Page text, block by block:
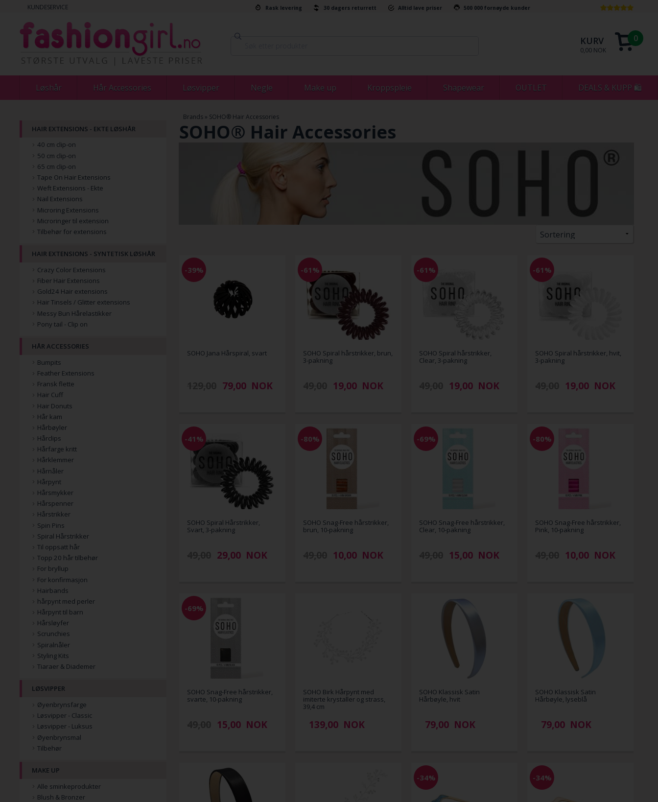
KUNDESERVICE Rask levering 30 dagers returrett Alltid lave priser 500 000 fornøyde kunder
KURV
0,00 NOK
0
Løshår Hår Accessories Løsvipper Negle Make up Kroppspleie Shapewear OUTLET DEALS & KUPP 🛍
Brands» SOHO® Hair Accessories
SOHO® Hair Accessories
-39%
SOHO Jana Hårspiral, svart
79,00 NOK
-61%
SOHO Spiral hårstrikker, brun,
3-pakning
19,00 NOK
-61%
SOHO Spiral hårstrikker,
Clear, 3-pakning
19,00 NOK
-61%
SOHO Spiral hårstrikker, hvit,
3-pakning
19,00 NOK
-41%
SOHO Spiral Hårstrikker,
Svart, 3-pakning
29,00 NOK
-80%
SOHO Snag-Free hårstrikker,
brun, 10-pakning
10,00 NOK
-69%
SOHO Snag-Free hårstrikker,
Clear, 10-pakning
15,00 NOK
-80%
SOHO Snag-Free hårstrikker,
Pink, 10-pakning
10,00 NOK
-69%
SOHO Snag-Free hårstrikker,
svarte, 10-pakning
15,00 NOK
SOHO Birk Hårpynt med
imiterte krystaller og strass,
39,4 cm
139,00 NOK
SOHO Klassisk Satin
Hårbøyle, hvit
79,00 NOK
SOHO Klassisk Satin
Hårbøyle, lyseblå
79,00 NOK
-34% -34%
HAIR EXTENSIONS - EKTE LØSHÅR
40 cm clip-on
50 cm clip-on
65 cm clip-on
Tape On Hair Extensions
Weft Extensions - Ekte
Nail Extensions
Microring Extensions
Microringer til extension
Tilbehør for extensions
HAIR EXTENSIONS - SYNTETISK LØSHÅR
Crazy Color Extensions
Fiber Hair Extensions
Gold24 Hair extensions
Hair Tinsels / Glitter extensions
Messy Bun Hårelastikker
Pony tail - Clip on
HÅR ACCESSORIES
Bumpits
Feather Extensions
Fransk flette
Hair Cuff
Hair Donuts
Hår kam
Hårbøyler
Hårclips
Hårfarge kritt
Hårklemmer
Hårnåler
Hårpynt
Hårsmykker
Hårspenner
Hårstrikker
Spin Pins
Spiral Hårstrikker
Til oppsatt hår
Topp 20 hår tilbehør
For bryllup
For konfirmasjon
Hairbands
hårpynt med perler
Hårpynt til barn
Hårsløyfer
Scrunchies
Spiralnåler
Styling Kits
Tiaraer & Diademer
LØSVIPPER
Øyenbrynsfarge
Løsvipper - Classic
Løsvipper - Luksus
Øyenbrynsmal
Tilbehør
MAKE UP
Alle sminkeprodukter
Blush & Bronzer